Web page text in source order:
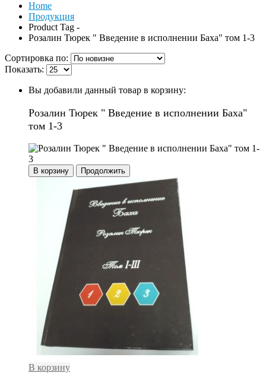
Home
Продукция
Product Tag -
Розалин Тюрек " Введение в исполнении Баха" том 1-3
Сортировка по:
Показать:
Вы добавили данный товар в корзину:
Розалин Тюрек " Введение в исполнении Баха"
том 1-3
В корзину Продолжить
В корзину